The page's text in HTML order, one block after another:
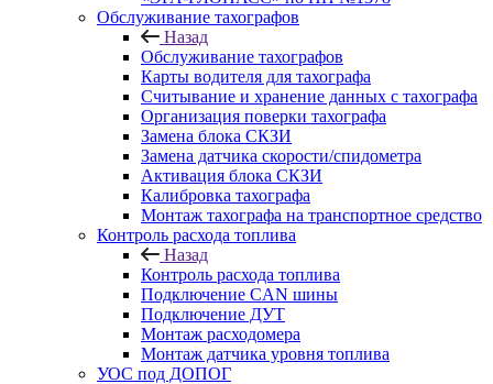
Обслуживание тахографов
Назад
Обслуживание тахографов
Карты водителя для тахографа
Считывание и хранение данных с тахографа
Организация поверки тахографа
Замена блока СКЗИ
Замена датчика скорости/спидометра
Активация блока СКЗИ
Калибровка тахографа
Монтаж тахографа на транспортное средство
Контроль расхода топлива
Назад
Контроль расхода топлива
Подключение CAN шины
Подключение ДУТ
Монтаж расходомера
Монтаж датчика уровня топлива
УОС под ДОПОГ